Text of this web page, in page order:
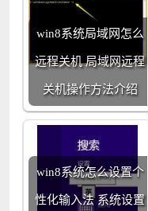
win8系统局域网怎么
远程关机 局域网远程
关机操作方法介绍
win8系统怎么设置个
性化输入法 系统设置